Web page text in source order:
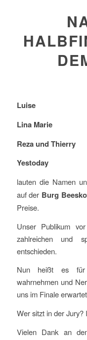
Luise
Lina Marie
Reza und Thierry
Yestoday
lauten die Namen
auf der Burg
Preise.
Unser Publikum
zahlreichen und
entschieden.
Nun heißt es für
wahrnehmen und
uns im Finale
Wer sitzt in der Jury?
Vielen Dank an